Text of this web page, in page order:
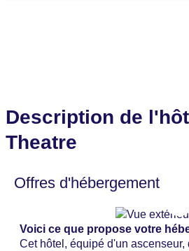
Description de
Theatre
Offres d'hébergement
Voici ce que propose votre
Cet hôtel, équipé d'un ascenseur,